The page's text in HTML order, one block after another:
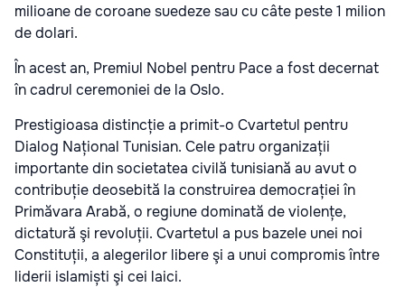
milioane de coroane suedeze sau cu câte peste 1 milion
de dolari.
În acest an, Premiul Nobel pentru Pace a fost decernat
în cadrul ceremoniei de la Oslo.
Prestigioasa distincție a primit-o Cvartetul pentru
Dialog Național Tunisian. Cele patru organizații
importante din societatea civilă tunisiană au avut o
contribuție deosebită la construirea democrației în
Primăvara Arabă, o regiune dominată de violențe,
dictatură şi revoluții. Cvartetul a pus bazele unei noi
Constituții, a alegerilor libere şi a unui compromis între
liderii islamiști şi cei laici.